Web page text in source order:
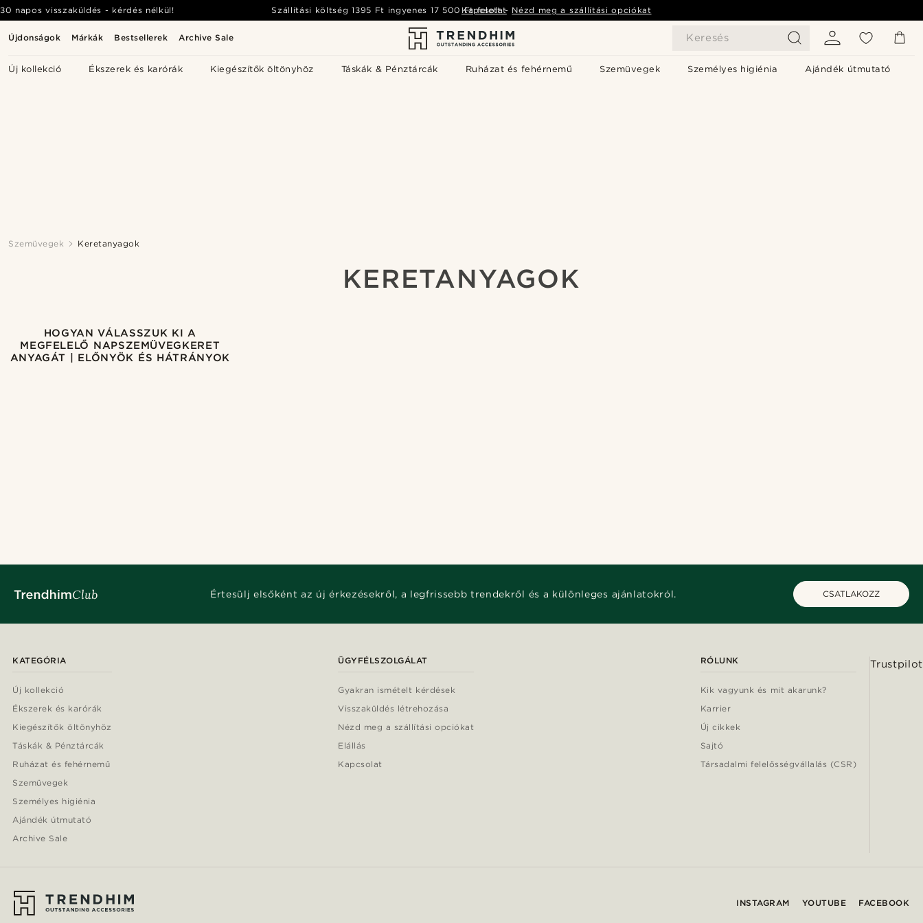
Újdonságok Márkák Bestsellerek Archive Sale Keresés
Új kollekció Ékszerek és karórák Kiegészítők öltönyhöz Táskák & Pénztárcák Ruházat és fehérnemű Szemüvegek Személyes higiénia Ajándék útmutató
30 napos visszaküldés - kérdés nélkül! Szállítási költség1395 Ft ingyenes 17 500 Ft felett- Nézd meg a szállítási opciókat
Kapcsolat
Szemüvegek Keretanyagok
KERETANYAGOK
HOGYAN VÁLASSZUK KI A
MEGFELELŐ NAPSZEMÜVEGKERET
ANYAGÁT | ELŐNYÖK ÉS HÁTRÁNYOK
Értesülj elsőként az új érkezésekről, a legfrissebb trendekről és a különleges ajánlatokról. CSATLAKOZZ
KATEGÓRIA
Új kollekció
Ékszerek és karórák
Kiegészítők öltönyhöz
Táskák & Pénztárcák
Ruházat és fehérnemű
Szemüvegek
Személyes higiénia
Ajándék útmutató
Archive Sale
ÜGYFÉLSZOLGÁLAT
Gyakran ismételt kérdések
Visszaküldés létrehozása
Nézd meg a szállítási opciókat
Elállás
Kapcsolat
RÓLUNK
Kik vagyunk és mit akarunk?
Karrier
Új cikkek
Sajtó
Társadalmi felelősségvállalás (CSR)
Trustpilot
INSTAGRAM YOUTUBE FACEBOOK